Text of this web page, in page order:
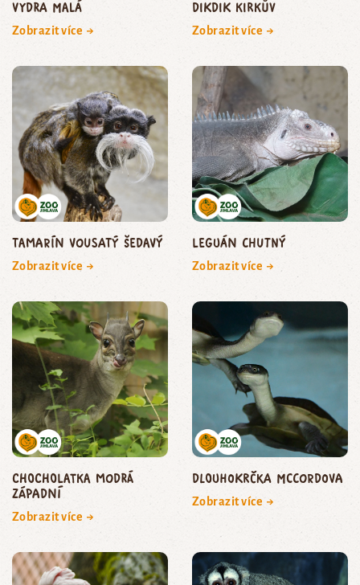
vydra malá
Zobrazit více →
dikdik Kirkův
Zobrazit více →
Tamarín vousatý šedavý
Zobrazit více →
leguán chutný
Zobrazit více →
Chocholatka modrá
západní
Zobrazit více →
dlouhokrčka McCordova
Zobrazit více →